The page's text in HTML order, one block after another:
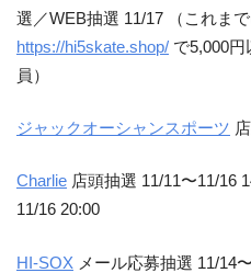
選／WEB抽選 11/17 （これま
https://hi5skate.shop/ で5,000
員）
ジャックオーシャンスポーツ
Charlie 店頭抽選 11/11〜11/16
11/16 20:00
HI-SOX メール応募抽選 11/14